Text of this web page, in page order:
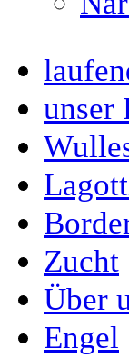
unser
Zucht
Über
Engel